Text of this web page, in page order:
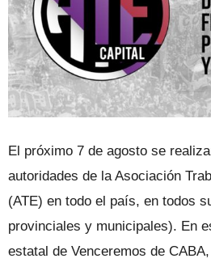
El próximo 7 de agosto se
autoridades de la Asociación
(ATE) en todo el país, en todos
provinciales y municipales). En
estatal de Venceremos de